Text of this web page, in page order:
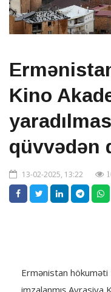
Kino
qüvvədən
13-02-2025, 13:22
Ermənistan
imzalanmış Avrasiya